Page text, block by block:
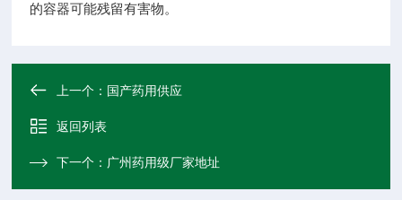
的容器可能残留有害物。
上一个： 国产药用供应
返回列表
下一个： 广州药用级厂家地址